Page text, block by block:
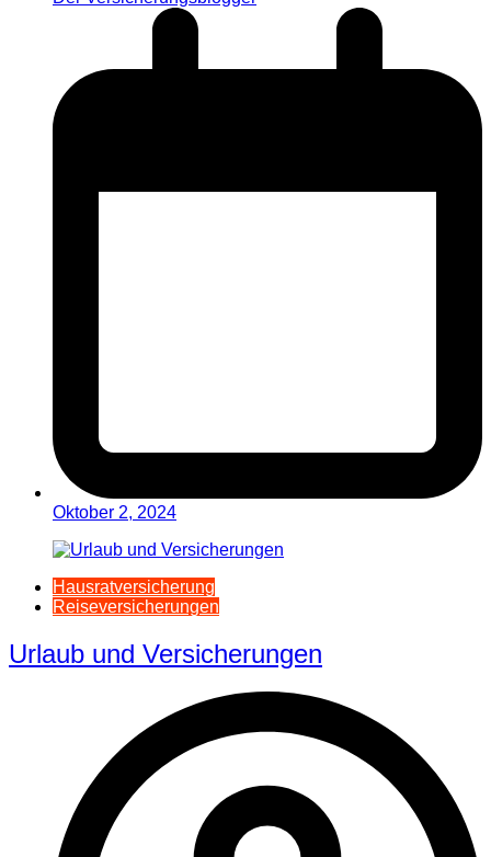
Oktober 2, 2024
Hausratversicherung
Reiseversicherungen
Urlaub und Versicherungen